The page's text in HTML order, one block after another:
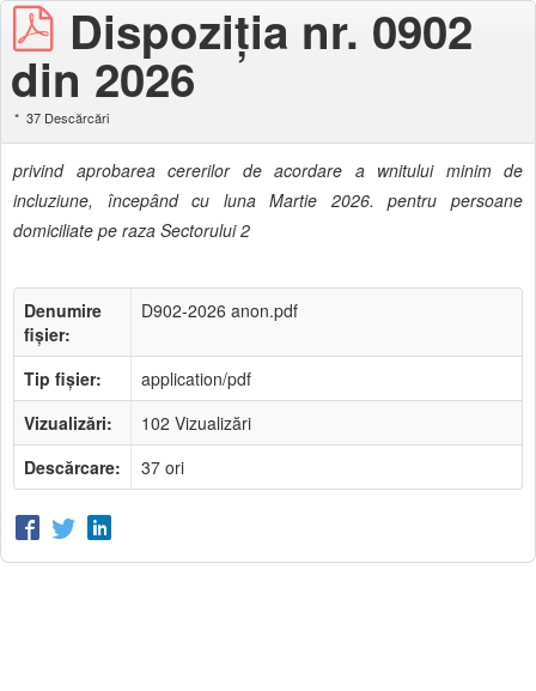
Dispoziţia nr. 0902
din 2026
37 Descărcări
privind aprobarea cererilor de acordare a wnitului minim de
incluziune, începând cu luna Martie 2026. pentru persoane
domiciliate pe raza Sectorului 2
Denumire
fișier:
D902-2026 anon.pdf
Tip fișier:
application/pdf
Vizualizări:
102 Vizualizări
Descărcare:
37 ori